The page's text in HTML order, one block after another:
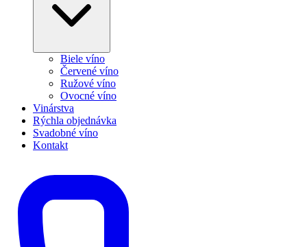
Biele víno
Červené víno
Ružové víno
Ovocné víno
Vinárstva
Rýchla objednávka
Svadobné víno
Kontakt